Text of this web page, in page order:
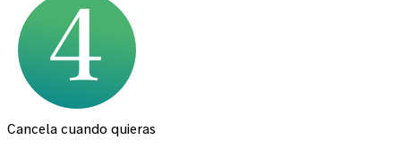
Cancela cuando quieras